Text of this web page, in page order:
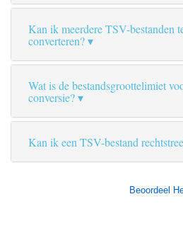
Kan ik meerdere TSV-bestanden
converteren?
Wat is de bestandsgroottelimiet
conversie?
Kan ik een TSV-bestand
Beoordeel